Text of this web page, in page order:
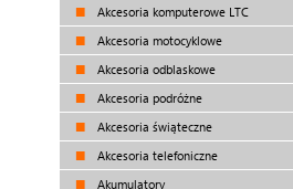
Akcesoria komputerowe LTC
Akcesoria motocyklowe
Akcesoria odblaskowe
Akcesoria podróżne
Akcesoria świąteczne
Akcesoria telefoniczne
Akumulatory